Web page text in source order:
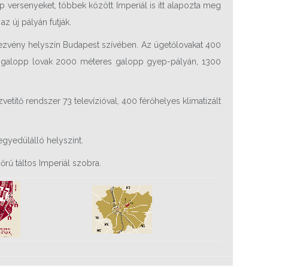
versenyeket, többek között Imperiál is itt alapozta meg
új pályán futják.
helyszín Budapest szívében. Az ügetőlovakat 400
lovak 2000 méteres galopp gyep-pályán, 1300
rendszer 73 televízióval, 400 férőhelyes klimatizált
helyszínt.
táltos Imperiál szobra.